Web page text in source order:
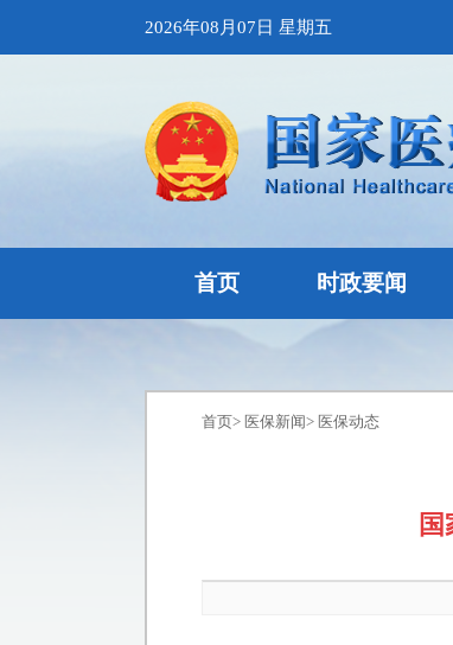
2026年08月07日 星期五
首页 时政要闻
首页> 医保新闻> 医保动态